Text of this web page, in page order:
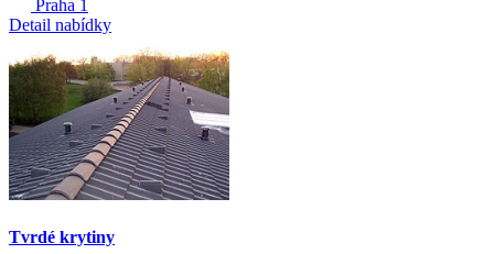
Praha 1
Detail nabídky
Tvrdé krytiny